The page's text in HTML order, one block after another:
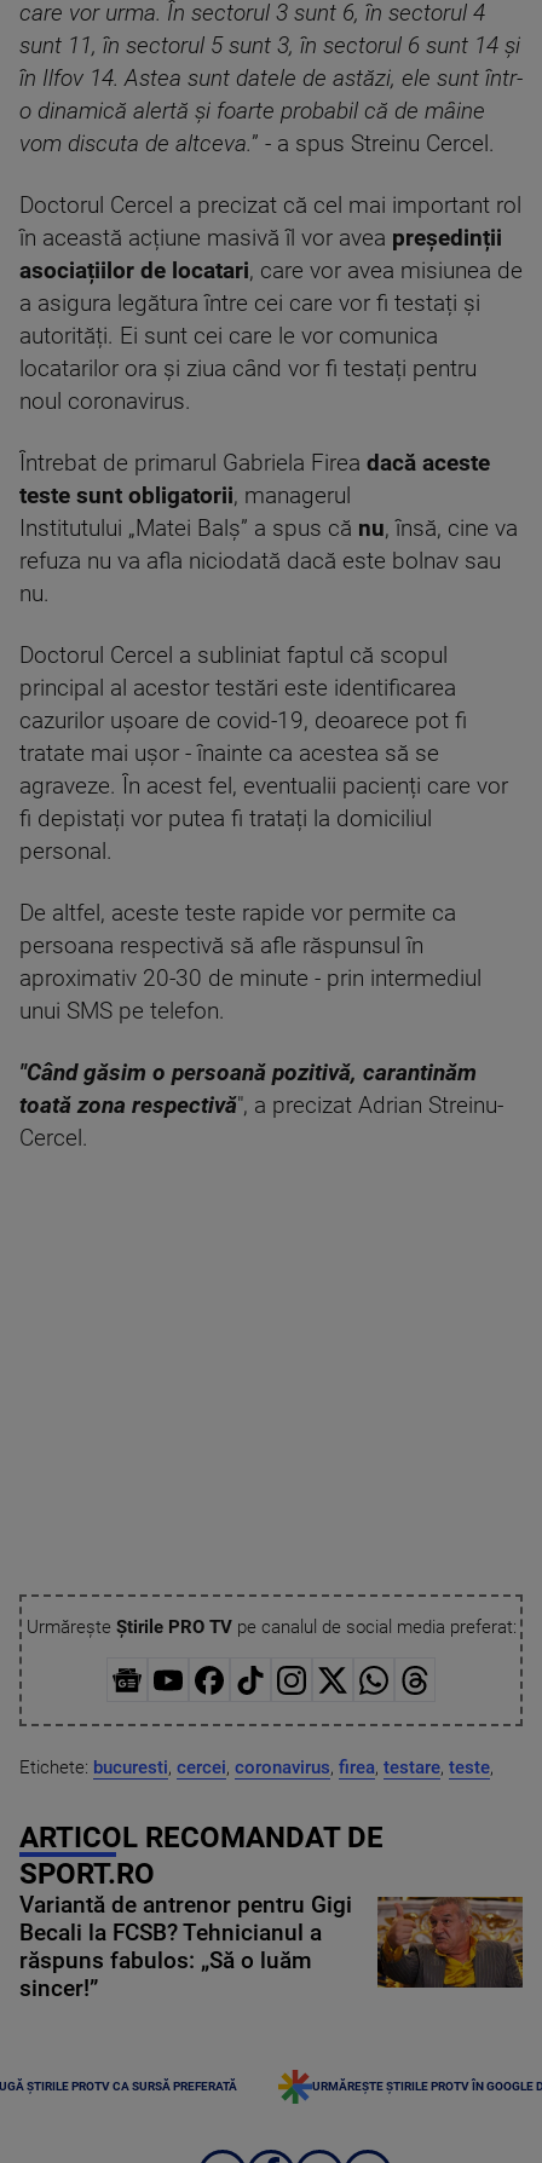
care vor urma. În sectorul 3 sunt 6, în sectorul 4
sunt 11, în sectorul 5 sunt 3, în sectorul 6 sunt 14 și
în Ilfov 14. Astea sunt datele de astăzi, ele sunt într-
o dinamică alertă și foarte probabil că de mâine
vom discuta de altceva.” - a spus Streinu Cercel.
Doctorul Cercel a precizat că cel mai important rol
în această acțiune masivă îl vor avea președinții
asociațiilor de locatari, care vor avea misiunea de
a asigura legătura între cei care vor fi testați și
autorități. Ei sunt cei care le vor comunica
locatarilor ora și ziua când vor fi testați pentru
noul coronavirus.
Întrebat de primarul Gabriela Firea dacă aceste
teste sunt obligatorii, managerul
Institutului „Matei Balș” a spus că nu, însă, cine va
refuza nu va afla niciodată dacă este bolnav sau
nu.
Doctorul Cercel a subliniat faptul că scopul
principal al acestor testări este identificarea
cazurilor ușoare de covid-19, deoarece pot fi
tratate mai ușor - înainte ca acestea să se
agraveze. În acest fel, eventualii pacienți care vor
fi depistați vor putea fi tratați la domiciliul
personal.
De altfel, aceste teste rapide vor permite ca
persoana respectivă să afle răspunsul în
aproximativ 20-30 de minute - prin intermediul
unui SMS pe telefon.
"Când găsim o persoană pozitivă, carantinăm
toată zona respectivă", a precizat Adrian Streinu-
Cercel.
Urmărește Știrile PRO TVpe canalul de social media preferat:
Etichete: bucuresti, cercei, coronavirus, firea, testare, teste,
ARTICOL RECOMANDAT DE
SPORT.RO
Variantă de antrenor pentru Gigi
Becali la FCSB? Tehnicianul a
răspuns fabulos: „Să o luăm
sincer!”
ȘTIRILE PROTV CA SURSĂ PREFERATĂ URMĂREȘTE ȘTIRILE PROTV ÎN GOOGLE